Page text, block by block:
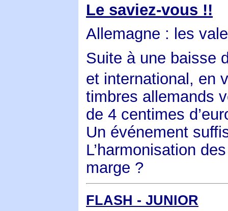
Le saviez-vous !!
Allemagne : les
Suite à une baisse
et international, en
timbres allemands
de 4 centimes
Un événement
L’harmonisation
marge ?
FLASH - JUNIOR